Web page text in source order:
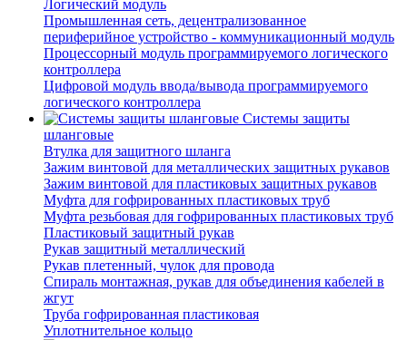
Логический модуль
Промышленная сеть, децентрализованное
периферийное устройство - коммуникационный модуль
Процессорный модуль программируемого логического
контроллера
Цифровой модуль ввода/вывода программируемого
логического контроллера
Системы защиты
шланговые
Втулка для защитного шланга
Зажим винтовой для металлических защитных рукавов
Зажим винтовой для пластиковых защитных рукавов
Муфта для гофрированных пластиковых труб
Муфта резьбовая для гофрированных пластиковых труб
Пластиковый защитный рукав
Рукав защитный металлический
Рукав плетенный, чулок для провода
Спираль монтажная, рукав для объединения кабелей в
жгут
Труба гофрированная пластиковая
Уплотнительное кольцо